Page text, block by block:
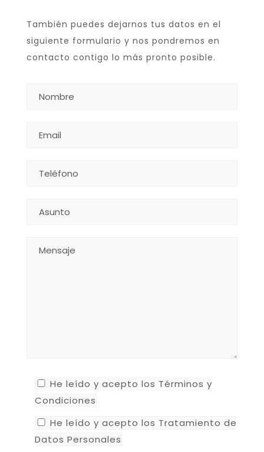
También puedes dejarnos tus datos en el
siguiente formulario y nos pondremos en
contacto contigo lo más pronto posible.
He leído y acepto los Términos y
Condiciones
He leído y acepto los Tratamiento de
Datos Personales